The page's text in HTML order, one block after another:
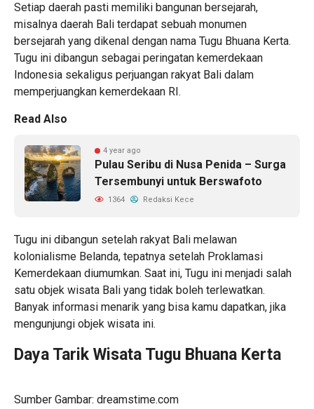
Setiap daerah pasti memiliki bangunan bersejarah,
misalnya daerah Bali terdapat sebuah monumen
bersejarah yang dikenal dengan nama Tugu Bhuana Kerta.
Tugu ini dibangun sebagai peringatan kemerdekaan
Indonesia sekaligus perjuangan rakyat Bali dalam
memperjuangkan kemerdekaan RI.
Read Also
4 year ago
Pulau Seribu di Nusa Penida – Surga
Tersembunyi untuk Berswafoto
1364 Redaksi Kece
Tugu ini dibangun setelah rakyat Bali melawan
kolonialisme Belanda, tepatnya setelah Proklamasi
Kemerdekaan diumumkan. Saat ini, Tugu ini menjadi salah
satu objek wisata Bali yang tidak boleh terlewatkan.
Banyak informasi menarik yang bisa kamu dapatkan, jika
mengunjungi objek wisata ini.
Daya Tarik Wisata Tugu Bhuana Kerta
Sumber Gambar: dreamstime.com